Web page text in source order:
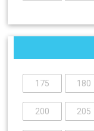
175 180
200 205